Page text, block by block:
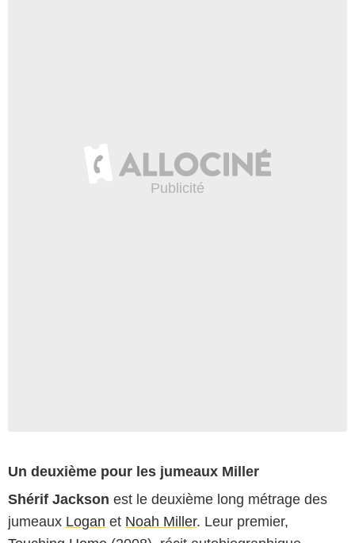
Un deuxième pour les jumeaux Miller
Shérif Jackson est le deuxième long métrage des
jumeaux Logan et Noah Miller. Leur premier,